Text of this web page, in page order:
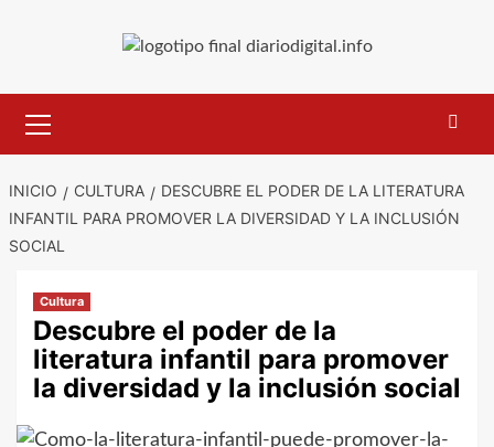
primario
INICIO CULTURA
DESCUBRE EL PODER DE LA LITERATURA
INFANTIL PARA PROMOVER LA DIVERSIDAD Y LA INCLUSIÓN
SOCIAL
Cultura
Descubre el poder de la
literatura infantil para promover
la diversidad y la inclusión social